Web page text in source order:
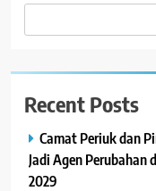
Recent Posts
Camat Periuk dan
Jadi Agen Perubahan
2029